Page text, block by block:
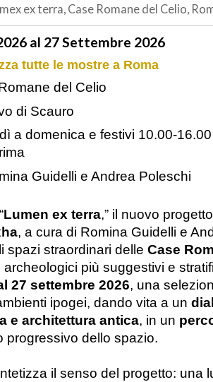
ex terra, Case Romane del Celio,
al 27 Settembre 2026
tutte le mostre a Roma
del Celio
di Scauro
a domenica e festivi 10.00-
Guidelli e Andrea Poleschi
Lumen ex terra,” il nuovo
, a cura di Romina Guidelli e
spazi straordinari delle Case
più suggestivi e
27 settembre 2026, una
ipogei, dando vita a un
e architettura antica, in un
progressivo dello spazio.
il senso del progetto: una